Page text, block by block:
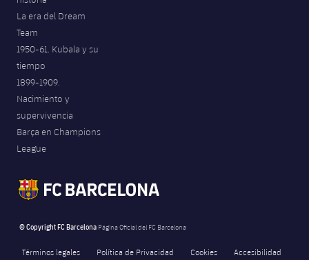
La era del Dream
Team
1950-61. Kubala y su
tiempo
1899-1909.
Nacimiento y
supervivencia
Barça en Champions
League
© Copyright FC Barcelona Página Oficial del FC Barcelona
Términos legales Política de Privacidad Cookies Accesibilidad